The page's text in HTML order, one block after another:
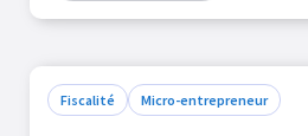
Fiscalité Micro-entrepreneur